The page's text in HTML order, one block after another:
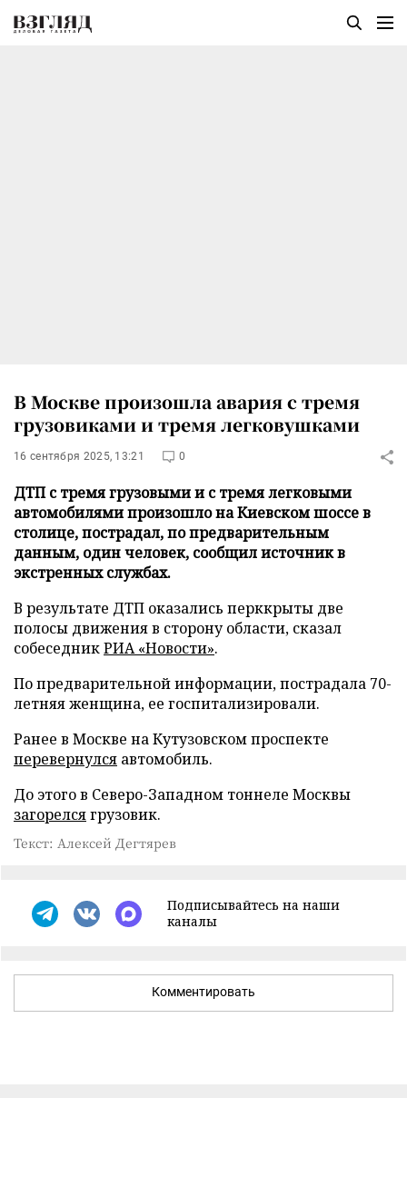
В Москве произошла авария с тремя
грузовиками и тремя легковушками
16 сентября 2025, 13:21 0
ДТП с тремя грузовыми и с тремя легковыми
автомобилями произошло на Киевском шоссе в
столице, пострадал, по предварительным
данным, один человек, сообщил источник в
экстренных службах.
В результате ДТП оказались перккрыты две
полосы движения в сторону области, сказал
собеседникРИА «Новости».
По предварительной информации, пострадала 70-
летняя женщина, ее госпитализировали.
Ранее в Москве на Кутузовском проспекте
перевернулся автомобиль.
До этого в Северо-Западном тоннеле Москвы
загорелсягрузовик.
Текст: Алексей Дегтярев
Подписывайтесь на наши
каналы
Комментировать